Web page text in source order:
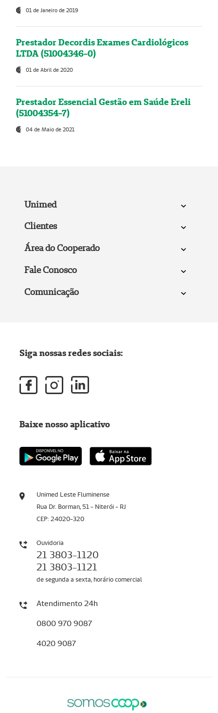
01 de Janeiro de 2019
Prestador Decordis Exames Cardiológicos
LTDA (51004346-0)
01 de Abril de 2020
Prestador Essencial Gestão em Saúde Ereli
(51004354-7)
04 de Maio de 2021
Unimed
Clientes
Área do Cooperado
Fale Conosco
Comunicação
Unimed Leste Fluminense
Rua Dr. Borman, 51 - Niterói - RJ
CEP: 24020-320
Ouvidoria
21 3803-1120
21 3803-1121
de segunda a sexta, horário comercial
Atendimento 24h
0800 970 9087
4020 9087
Siga nossas redes sociais:
Baixe nosso aplicativo